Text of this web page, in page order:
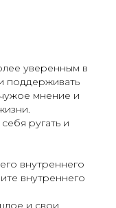
уверенным в
поддерживать
мнение и
ругать и
внутреннего
внутреннего
и свои